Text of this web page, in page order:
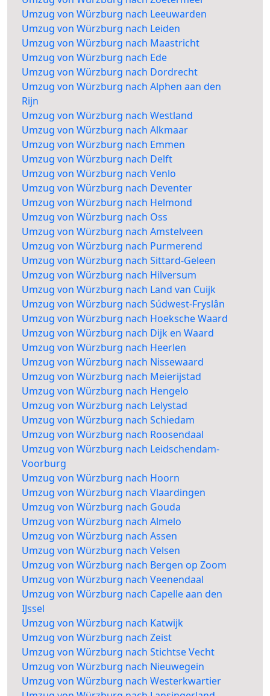
Umzug von Würzburg nach Leeuwarden
Umzug von Würzburg nach Leiden
Umzug von Würzburg nach Maastricht
Umzug von Würzburg nach Ede
Umzug von Würzburg nach Dordrecht
Umzug von Würzburg nach Alphen aan den
Rijn
Umzug von Würzburg nach Westland
Umzug von Würzburg nach Alkmaar
Umzug von Würzburg nach Emmen
Umzug von Würzburg nach Delft
Umzug von Würzburg nach Venlo
Umzug von Würzburg nach Deventer
Umzug von Würzburg nach Helmond
Umzug von Würzburg nach Oss
Umzug von Würzburg nach Amstelveen
Umzug von Würzburg nach Purmerend
Umzug von Würzburg nach Sittard-Geleen
Umzug von Würzburg nach Hilversum
Umzug von Würzburg nach Land van Cuijk
Umzug von Würzburg nach Súdwest-Fryslân
Umzug von Würzburg nach Hoeksche Waard
Umzug von Würzburg nach Dijk en Waard
Umzug von Würzburg nach Heerlen
Umzug von Würzburg nach Nissewaard
Umzug von Würzburg nach Meierijstad
Umzug von Würzburg nach Hengelo
Umzug von Würzburg nach Lelystad
Umzug von Würzburg nach Schiedam
Umzug von Würzburg nach Roosendaal
Umzug von Würzburg nach Leidschendam-
Voorburg
Umzug von Würzburg nach Hoorn
Umzug von Würzburg nach Vlaardingen
Umzug von Würzburg nach Gouda
Umzug von Würzburg nach Almelo
Umzug von Würzburg nach Assen
Umzug von Würzburg nach Velsen
Umzug von Würzburg nach Bergen op Zoom
Umzug von Würzburg nach Veenendaal
Umzug von Würzburg nach Capelle aan den
IJssel
Umzug von Würzburg nach Katwijk
Umzug von Würzburg nach Zeist
Umzug von Würzburg nach Stichtse Vecht
Umzug von Würzburg nach Nieuwegein
Umzug von Würzburg nach Westerkwartier